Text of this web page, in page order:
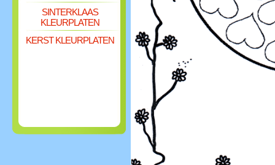
SINTERKLAAS
KLEURPLATEN
KERST KLEURPLATEN